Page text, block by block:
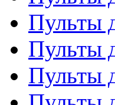
Пульты
Пульты
Пульты